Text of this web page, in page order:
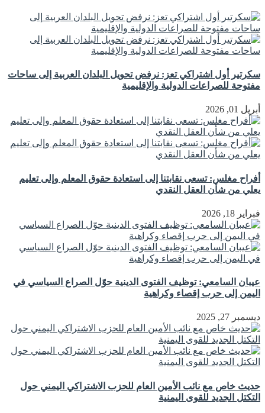
سكرتير أول اشتراكي تعز: نرفض تحويل البلدان العربية إلى ساحات
مفتوحة للصراعات الدولية والإقليمية
أبريل 01, 2026
أفراح مغلس: تسعى نقابتنا إلى استعادة حقوق المعلم وإلى تعليم
يعلي من شأن العقل النقدي
فبراير 18, 2026
عيبان السامعي: توظيف الفتوى الدينية حوّل الصراع السياسي في
اليمن إلى حرب إقصاء وكراهية
ديسمبر 27, 2025
حديث خاص مع نائب الأمين العام للحزب الاشتراكي اليمني حول
التكتل الجديد للقوى اليمنية